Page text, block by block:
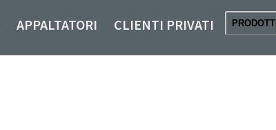
APPALTATORI CLIENTI PRIVATI PRODOTTI